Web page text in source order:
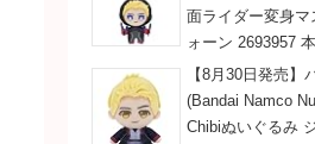
面ライダー変身
ォーン 2693957
【8月30日発売】
(Bandai Namco
Chibiぬいぐるみ